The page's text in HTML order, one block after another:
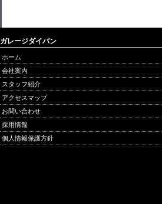
ガレージダイバン
ホーム
会社案内
スタッフ紹介
アクセスマップ
お問い合わせ
採用情報
個人情報保護方針